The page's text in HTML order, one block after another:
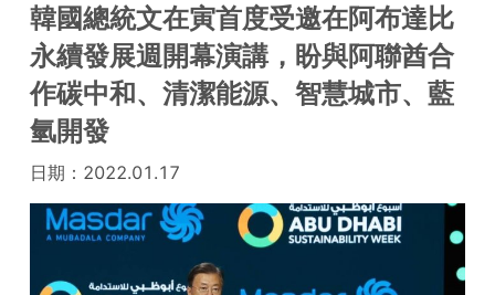
韓國總統文在寅首度受邀在阿布達比
永續發展週開幕演講，盼與阿聯酋合
作碳中和、清潔能源、智慧城市、藍
氫開發
日期： 2022.01.17